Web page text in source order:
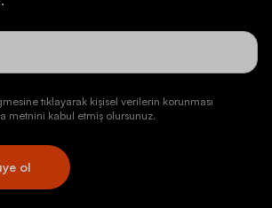
tıklayarak kişisel verilerin korunması
metnini kabul etmiş olursunuz.
ol